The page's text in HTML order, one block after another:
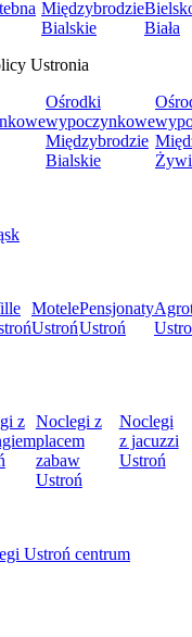
Międzybrodzie
Bialskie
Biała
Ustronia
Ośrodki
wypoczynkowe
Międzybrodzie
Bialskie
Motele
Ustroń
Pensjonaty
Ustroń
z Noclegi z
placem
zabaw
Ustroń
Noclegi
z jacuzzi
Ustroń
Ustroń centrum